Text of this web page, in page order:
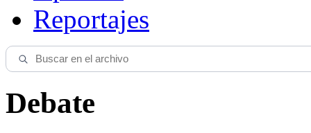
Reportajes
Debate